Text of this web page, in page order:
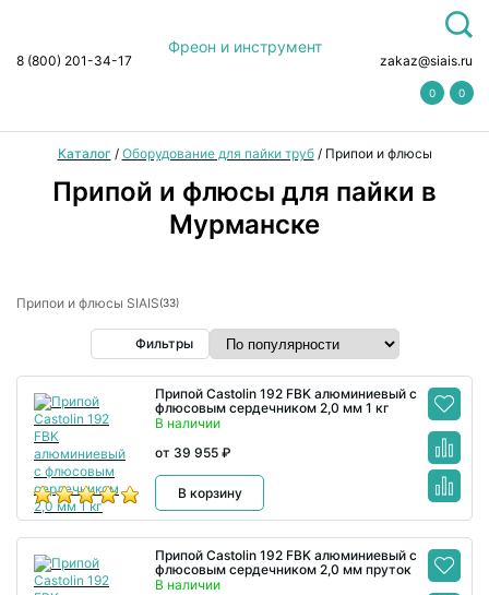
Фреон и инструмент
8 (800) 201-34-17 zakaz@siais.ru
0 0
Каталог / Оборудование для пайки труб/ Припои и флюсы
Припой и флюсы для пайки в
Мурманске
Припои и флюсы SIAIS(33)
Фильтры
Припой Castolin 192 FBK алюминиевый с
флюсовым сердечником 2,0 мм 1 кг
В наличии
от 39 955 ₽
В корзину
Припой Castolin 192 FBK алюминиевый с
флюсовым сердечником 2,0 мм пруток
В наличии